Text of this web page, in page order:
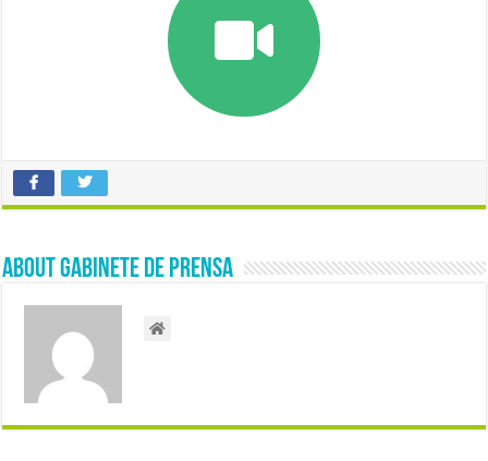
About Gabinete de Prensa